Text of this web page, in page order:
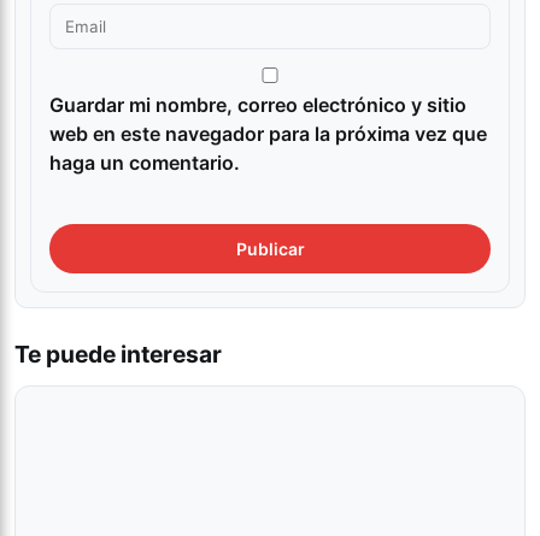
Guardar mi nombre, correo electrónico y sitio
web en este navegador para la próxima vez que
haga un comentario.
Te puede interesar